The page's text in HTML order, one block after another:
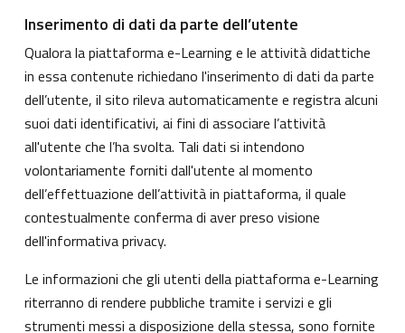
Inserimento di dati da parte dell’utente
Qualora la piattaforma e-Learning e le attività didattiche
in essa contenute richiedano l'inserimento di dati da parte
dell’utente, il sito rileva automaticamente e registra alcuni
suoi dati identificativi, ai fini di associare l’attività
all'utente che l’ha svolta. Tali dati si intendono
volontariamente forniti dall'utente al momento
dell’effettuazione dell’attività in piattaforma, il quale
contestualmente conferma di aver preso visione
dell'informativa privacy.
Le informazioni che gli utenti della piattaforma e-Learning
riterranno di rendere pubbliche tramite i servizi e gli
strumenti messi a disposizione della stessa, sono fornite